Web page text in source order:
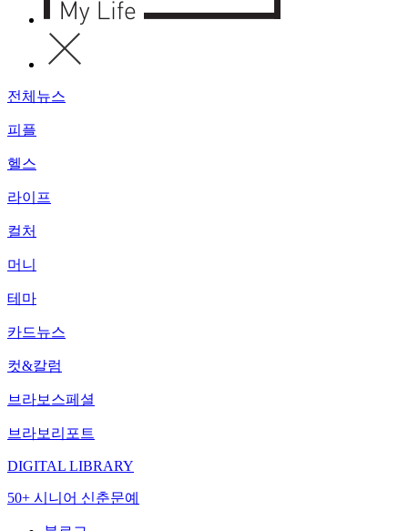
전체뉴스
피플
헬스
라이프
컬처
머니
테마
카드뉴스
컷&칼럼
브라보스페셜
브라보리포트
DIGITAL LIBRARY
50+ 시니어 신춘문예